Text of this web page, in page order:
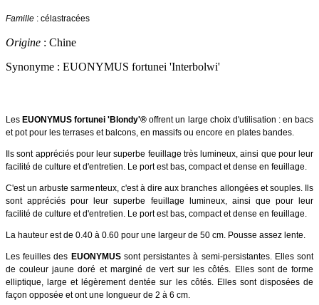
Famille : célastracées
Origine : Chine
Synonyme : EUONYMUS fortunei 'Interbolwi'
LesEUONYMUS fortunei 'Blondy'® offrent un large choix d'utilisation : en bacs
et pot pour les terrases et balcons, en massifs ou encore en plates bandes.
Ils sont appréciés pour leur superbe feuillage très lumineux, ainsi que pour leur
facilité de culture et d'entretien. Le port est bas, compact et dense en feuillage.
C'est un arbuste sarmenteux, c'est à dire aux branches allongées et souples. Ils
sont appréciés pour leur superbe feuillage lumineux, ainsi que pour leur
facilité de culture et d'entretien. Le port est bas, compact et dense en feuillage.
La hauteur est de 0.40 à 0.60 pour une largeur de 50 cm. Pousse assez lente.
Les feuilles des EUONYMUSsont persistantes à semi-persistantes. Elles sont
de couleur jaune doré et marginé de vert sur les côtés. Elles sont de forme
elliptique, large et légèrement dentée sur les côtés. Elles sont disposées de
façon opposée et ont une longueur de 2 à 6 cm.